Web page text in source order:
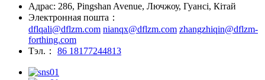
Адрас: 286, Pingshan Avenue, Лючжоу, Гуансі, Кітай
Электронная пошта：
dflqali@dflzm.com nianqx@dflzm.com zhangzhiqin@dflzm-
forthing.com
Тэл.：
86 18177244813